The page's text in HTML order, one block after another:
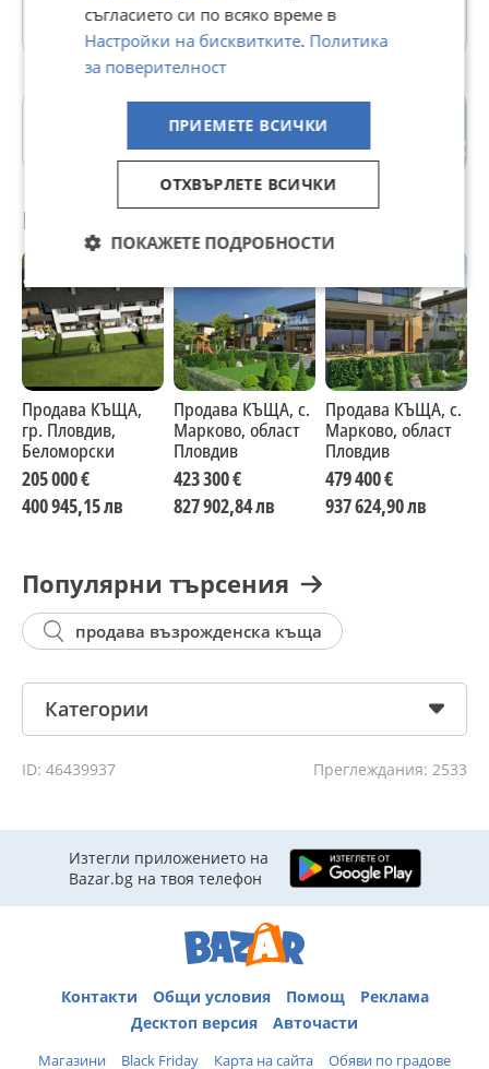
Още оферти на https://addresselena.imot.bg
Велико Търново
Препоръчани за теб
Продава КЪЩА,
гр. Пловдив,
Беломорски
205 000 €
400 945,15 лв
Продава КЪЩА, с.
Марково, област
Пловдив
423 300 €
827 902,84 лв
Продава КЪЩА, с.
Марково, област
Пловдив
479 400 €
937 624,90 лв
Популярни търсения
продава възрожденска къща
Категории
ID: 46439937 Преглеждания: 2533
Изтегли приложението на
Bazar.bg на твоя телефон
Контакти Общи условия Помощ
Реклама
Десктоп версия
Авточасти
Магазини Black Friday Карта на сайта Обяви по градове
съгласието си по всяко време в
Настройки на бисквитките. Политика
за поверителност
ПРИЕМЕТЕ ВСИЧКИ
ОТХВЪРЛЕТЕ ВСИЧКИ
ПОКАЖЕТЕ ПОДРОБНОСТИ